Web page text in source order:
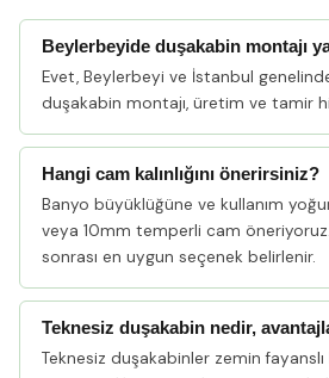
Beylerbeyide duşakabin montajı
Evet, Beylerbeyi ve İstanbul
duşakabin montajı, üretim ve tamir
Hangi cam kalınlığını önerirsiniz?
Banyo büyüklüğüne ve kullanım
veya 10mm temperli cam
sonrası en uygun seçenek belirlenir.
Teknesiz duşakabin nedir,
Teknesiz duşakabinler zemin